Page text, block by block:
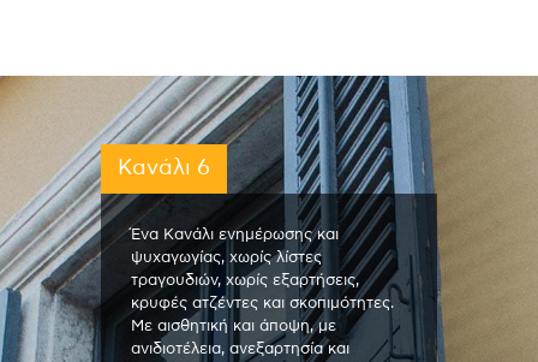
Κανάλι 6
Ένα Κανάλι ενημέρωσης και
ψυχαγωγίας, χωρίς λίστες
τραγουδιών, χωρίς εξαρτήσεις,
κρυφές ατζέντες και σκοπιμότητες.
Με αισθητική και άποψη, με
ανιδιοτέλεια, ανεξαρτησία και